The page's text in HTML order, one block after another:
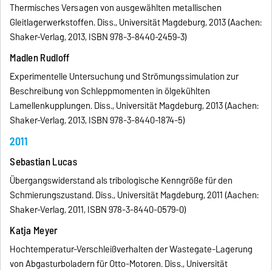
Thermisches Versagen von ausgewählten metallischen
Gleitlagerwerkstoffen. Diss., Universität Magdeburg, 2013 (Aachen:
Shaker-Verlag, 2013, ISBN 978-3-8440-2459-3)
Madlen Rudloff
Experimentelle Untersuchung und Strömungssimulation zur
Beschreibung von Schleppmomenten in ölgekühlten
Lamellenkupplungen. Diss., Universität Magdeburg, 2013 (Aachen:
Shaker-Verlag, 2013, ISBN 978-3-8440-1874-5)
2011
Sebastian Lucas
Übergangswiderstand als tribologische Kenngröße für den
Schmierungszustand. Diss., Universität Magdeburg, 2011 (Aachen:
Shaker-Verlag, 2011, ISBN 978-3-8440-0579-0)
Katja Meyer
Hochtemperatur-Verschleißverhalten der Wastegate-Lagerung
von Abgasturboladern für Otto-Motoren. Diss., Universität